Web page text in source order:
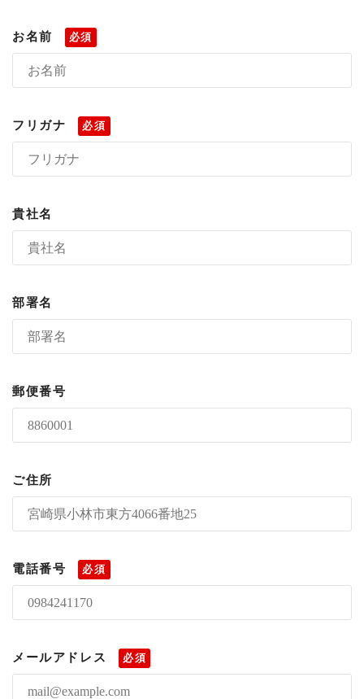
お名前 必須
フリガナ 必須
貴社名
部署名
郵便番号
ご住所
電話番号 必須
メールアドレス 必須